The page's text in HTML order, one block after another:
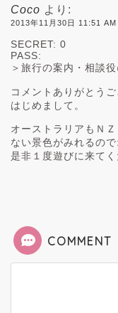
Coco より:
2013年11月30日 11:51 AM
SECRET: 0
PASS:
＞旅行の案内・相談
コメントありがとう
はじめまして。
オーストラリアもＮ
ない景色がみれるの
是非１度遊びに来て
COMMENT